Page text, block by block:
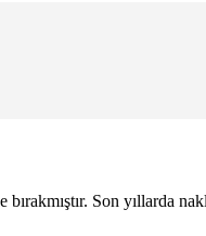
Son yıllarda